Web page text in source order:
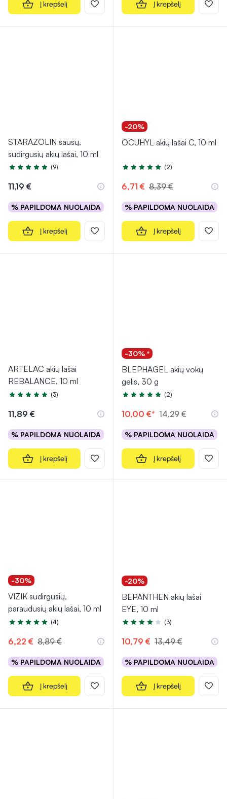
Į krepšelį Į krepšelį
STARAZOLIN sausų,
sudirgusių akių lašai, 10 ml
Įvertinimas 4.9 iš 5
(9)
11,19 €
% PAPILDOMA NUOLAIDA
Į krepšelį
-20%
OCUHYL akių lašai C, 10 ml
Įvertinimas 5.0 iš 5
(2)
6,71 € 8,39 €
% PAPILDOMA NUOLAIDA
Į krepšelį
ARTELAC akių lašai
REBALANCE, 10 ml
Įvertinimas 5.0 iš 5
(3)
11,89 €
% PAPILDOMA NUOLAIDA
Į krepšelį
-30% *
BLEPHAGEL akių vokų
gelis, 30 g
Įvertinimas 5.0 iš 5
(2)
10,00 €* 14,29 €
% PAPILDOMA NUOLAIDA
Į krepšelį
-30%
VIZIK sudirgusių,
paraudusių akių lašai, 10 ml
Įvertinimas 5.0 iš 5
(4)
6,22 € 8,89 €
% PAPILDOMA NUOLAIDA
Į krepšelį
-20%
BEPANTHEN akių lašai
EYE, 10 ml
Įvertinimas 4.0 iš 5
(3)
10,79 € 13,49 €
% PAPILDOMA NUOLAIDA
Į krepšelį